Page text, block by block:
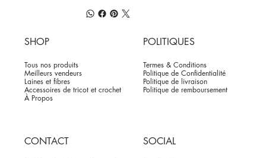
SHOP
Tous nos produits
Meilleurs vendeurs
Laines et fibres
Accessoires de tricot et crochet
À Propos
POLITIQUES
Termes & Conditions
Politique de Confidentialité
Politique de livraison
Politique de remboursement
CONTACT SOCIAL